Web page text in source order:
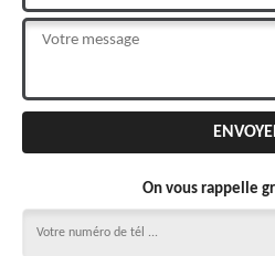
On vous rappelle